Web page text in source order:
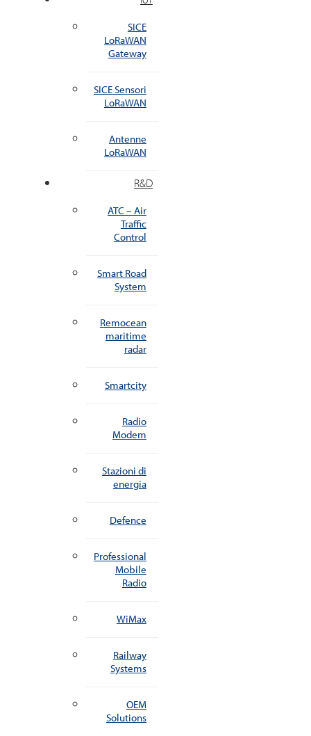
SICE
LoRaWAN
Gateway
SICE Sensori
LoRaWAN
Antenne
LoRaWAN
R&D
ATC – Air
Traffic
Control
Smart Road
System
Remocean
maritime
radar
Smartcity
Radio
Modem
Stazioni di
energia
Defence
Professional
Mobile
Radio
WiMax
Railway
Systems
OEM
Solutions